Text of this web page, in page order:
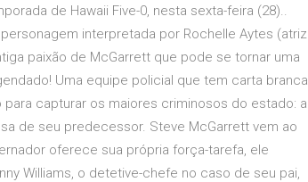
de Hawaii Five-0, nesta sexta-feira (28)..
interpretada por Rochelle Aytes (atriz
paixão de McGarrett que pode se tornar uma
Uma equipe policial que tem carta branca
capturar os maiores criminosos do estado: a
de seu predecessor. Steve McGarrett vem ao
oferece sua própria força-tarefa, ele
Williams, o detetive-chefe no caso de seu pai,